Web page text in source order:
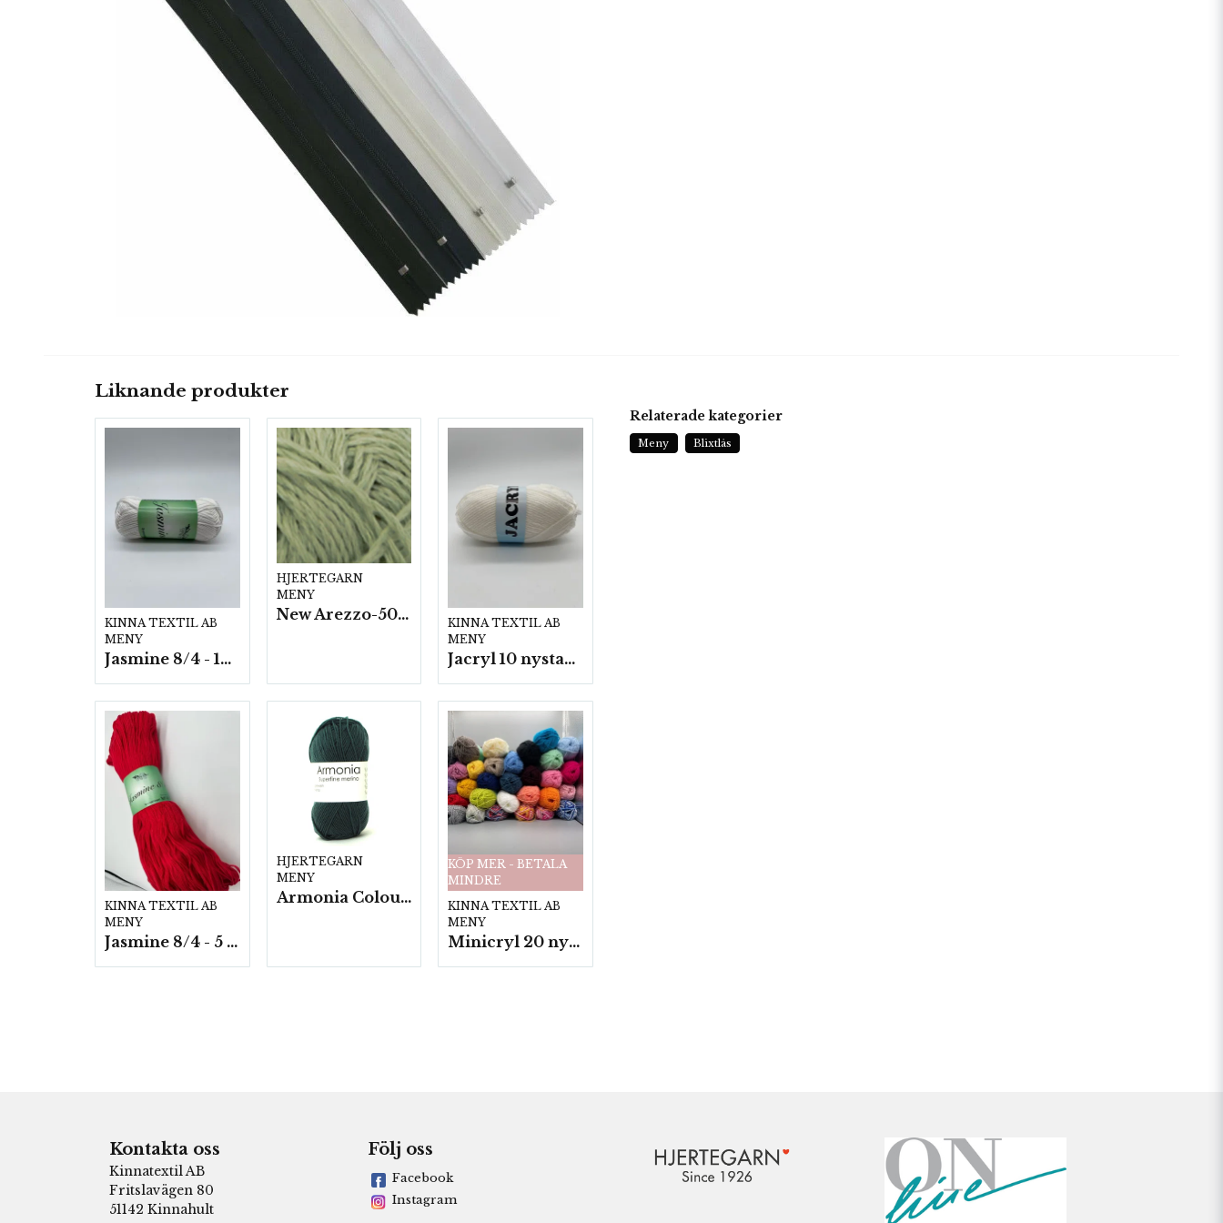
Liknande produkter
KINNA TEXTIL AB
MENY
Jasmine 8/4 - 10 nystan a50g./fp.
HJERTEGARN
MENY
New Arezzo-50g./nyst. 10 st/fp.
KINNA TEXTIL AB
MENY
Jacryl 10 nystan a50g./fp.
KINNA TEXTIL AB
MENY
Jasmine 8/4 - 5 härvor a200g./fp.
HJERTEGARN
MENY
Armonia Colour- 5 härv/fp. a100 g.
KÖP MER - BETALA
MINDRE
KINNA TEXTIL AB
MENY
Minicryl 20 nystan a25g./fp.
Relaterade kategorier
Meny Blixtlås
Kontakta oss
Kinnatextil AB
Fritslavägen 80
51142 Kinnahult
Följ oss
Facebook
Instagram